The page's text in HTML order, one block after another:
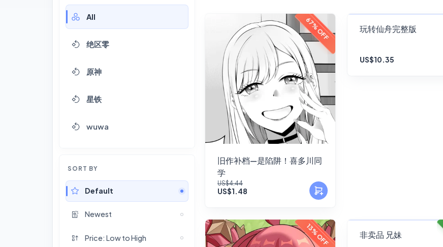
All
绝区零
原神
星铁
wuwa
SORT BY
Default
Newest
Price: Low to High
67% OFF
旧作补档—是陷阱！喜多川同
学
US$4.44
US$1.48
FANSKY
玩转仙舟完整版
US$10.35
13% OFF FANSKY
非卖品 兄妹